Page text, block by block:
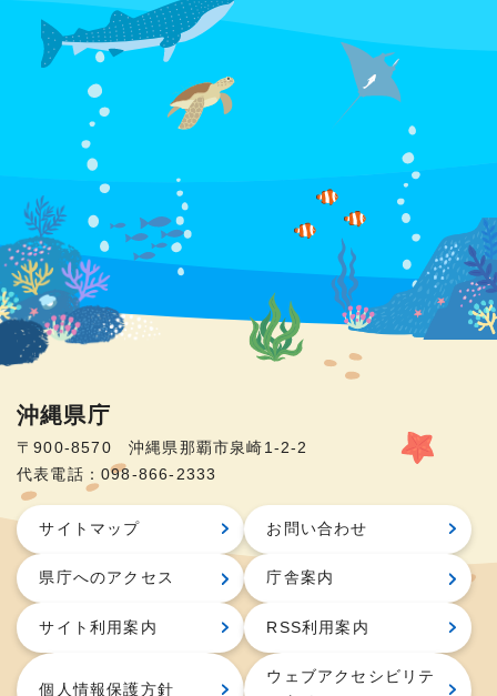
沖縄県庁
〒900-8570 沖縄県那覇市泉崎1-2-2
代表電話：098-866-2333
サイトマップ お問い合わせ
県庁へのアクセス 庁舎案内
サイト利用案内 RSS利用案内
個人情報保護方針
ウェブアクセシビリテ